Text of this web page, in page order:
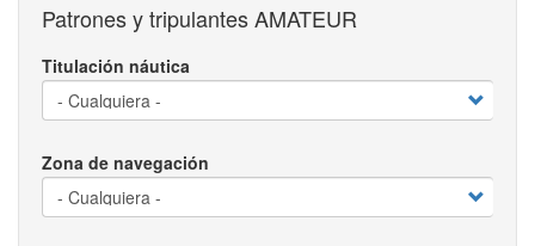
Patrones y tripulantes AMATEUR
Titulación náutica
Zona de navegación